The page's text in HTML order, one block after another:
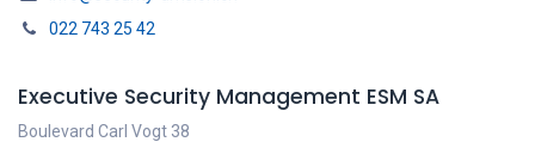
022 743 25 42
Executive Security Management ESM SA
Boulevard Carl Vogt 38